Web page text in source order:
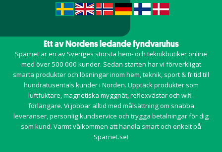
Ett av Nordens ledande fyndvaruhus
Sparnet är en av Sveriges största hem- och teknikbutiker online
med över 500 000 kunder. Sedan starten har vi förverkligat
smarta produkter och lösningar inom hem,teknik, sport & fritid till
hundratusentals kunder i Norden. Upptäck produkter som
luftfuktare, magnetiska myggnät, reflexvästar och wifi-
förlängare. Vi jobbar alltid med målsättning om snabba
leveranser, personlig kundservice och trygga betalningar för dig
som kund. Varmt välkommen att handla smart och enkelt på
Sparnet.se!